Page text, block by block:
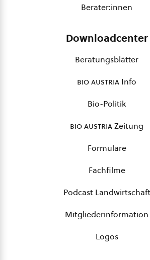
Berater:innen
Downloadcenter
Beratungsblätter
bio austria Info
Bio-Politik
bio austriaZeitung
Formulare
Fachfilme
Podcast Landwirtschaft
Mitgliederinformation
Logos